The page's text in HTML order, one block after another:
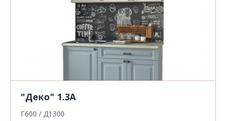
"Деко" 1.3А
Г600 / Д1300